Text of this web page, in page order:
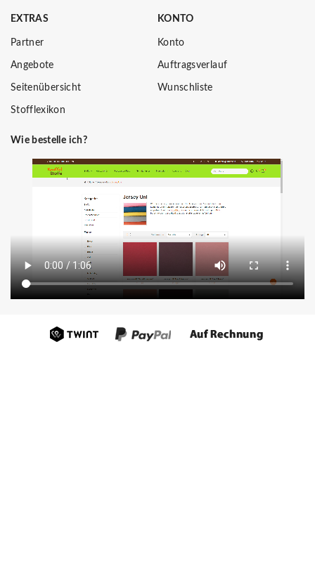
EXTRAS
Partner
Angebote
Seitenübersicht
Stofflexikon
KONTO
Konto
Auftragsverlauf
Wunschliste
Wie bestelle ich?